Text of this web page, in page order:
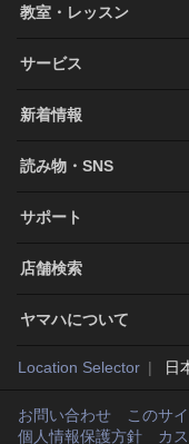
教室・レッスン
サービス
新着情報
読み物・SNS
サポート
店舗検索
ヤマハについて
Location Selector 日
お問い合わせ
このサ
個人情報保護方針
カ